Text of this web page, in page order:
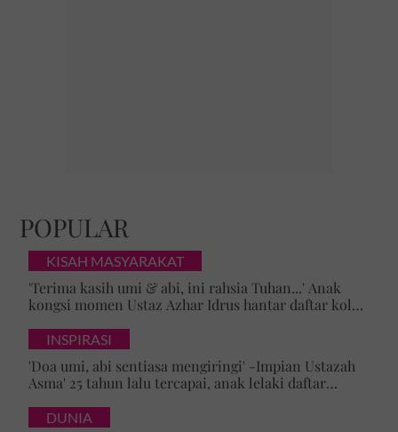
POPULAR
KISAH MASYARAKAT
'Terima kasih umi & abi, ini rahsia Tuhan...' Anak
kongsi momen Ustaz Azhar Idrus hantar daftar kolej,
INSPIRASI
'Doa umi, abi sentiasa mengiringi' -Impian Ustazah
Asma' 25 tahun lalu tercapai, anak lelaki daftar
DUNIA